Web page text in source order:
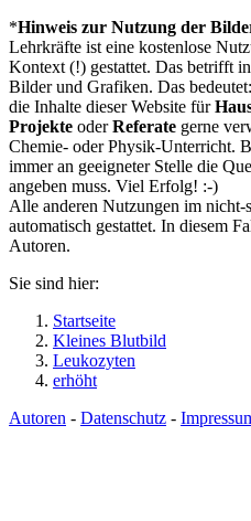
*Hinweis zur Nutzung der
Lehrkräfte ist eine kostenlose
Kontext (!) gestattet. Das betrifft
Bilder und Grafiken. Das
die Inhalte dieser Website für
Projekte oderReferate gerne
Chemie- oder Physik-Unterricht.
immer an geeigneter Stelle die
angeben muss. Viel Erfolg! :-)
Alle anderen Nutzungen im
automatisch gestattet. In diesem
Autoren.
Sie sind hier:
Startseite
Kleines Blutbild
Leukozyten
erhöht
Autoren - Datenschutz -